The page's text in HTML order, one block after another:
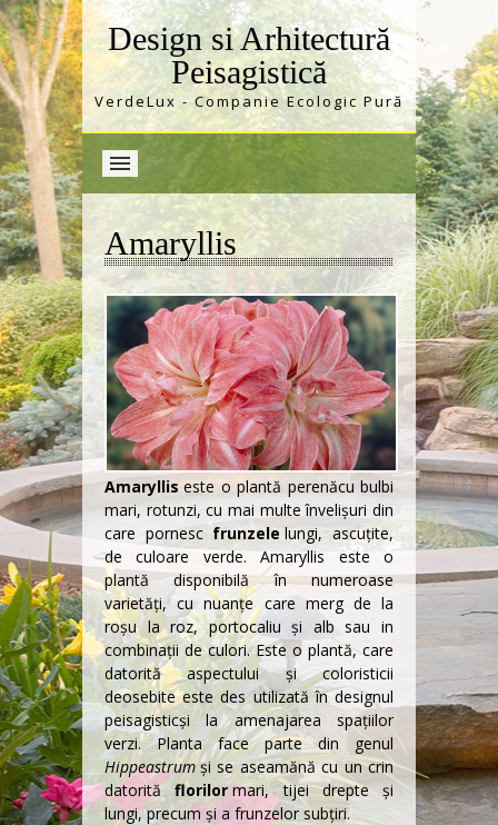
Design si Arhitectură
Peisagistică
VerdeLux - Companie Ecologic Pură
Amaryllis
Amaryllis este o plantă perenăcu bulbi
mari, rotunzi, cu mai multe învelișuri din
care pornesc frunzele lungi, ascuțite,
de culoare verde. Amaryllis este o
plantă disponibilă în numeroase
varietăţi, cu nuanțe care merg de la
roșu la roz, portocaliu și alb sau in
combinaţii de culori. Este o plantă, care
datorită aspectului şi coloristicii
deosebite este des utilizată îndesignul
peisagisticşi la amenajarea spaţiilor
verzi. Planta face parte din genul
Hippeastrum şi se aseamănă cu un crin
datorităflorilor mari, tijei drepte și
lungi, precum şi a frunzelor subţiri.